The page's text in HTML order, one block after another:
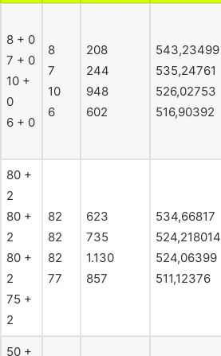
8 + 0
7 + 0
10 +
0
6 + 0
8
7
10
6
208
244
948
602
543,23499
535,24761
526,02753
516,90392
80 +
2
80 +
2
80 +
2
75 +
2
82
82
82
77
623
735
1.130
857
534,66817
524,218014
524,06399
511,12376
50 +